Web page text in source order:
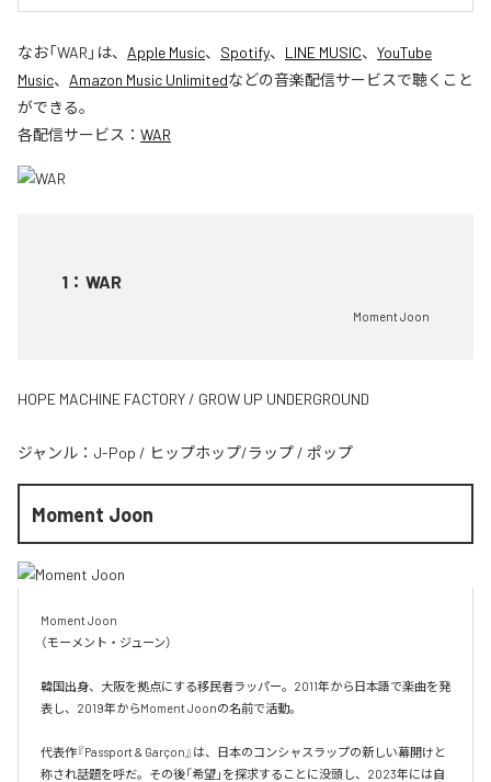
なお「WAR 」は、 Apple Music、 Spotify、 LINE MUSIC、 YouTube
Music、 Amazon Music Unlimitedなどの音楽配信サービスで聴くこと
ができる。
各配信サービス： WAR
1 ： WAR
Moment Joon
HOPE MACHINE FACTORY / GROW UP UNDERGROUND
ジャンル： J-Pop / ヒップホップ/ラップ / ポップ
Moment Joon
Moment Joon
（モーメント・ジューン）
韓国出身、大阪を拠点にする移民者ラッパー。2011年から日本語で楽曲を発
表し、2019年からMoment Joonの名前で活動。
代表作『Passport & Garçon』は、日本のコンシャスラップの新しい幕開けと
称され話題を呼だ。その後「希望」を探求することに没頭し、2023年には自